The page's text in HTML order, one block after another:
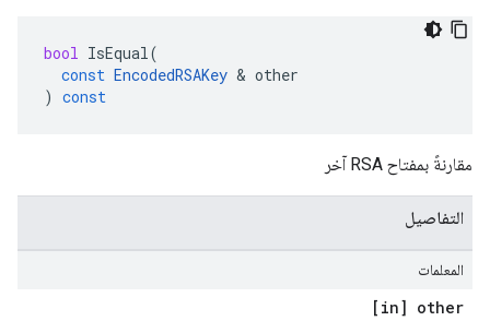
bool IsEqual(
const EncodedRSAKey & other
) const
مقارنةً بمفتاح RSA آخر
التفاصيل
المعلمات
[in] other